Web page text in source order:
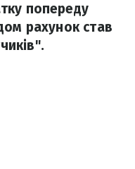
попереду
рахунок став